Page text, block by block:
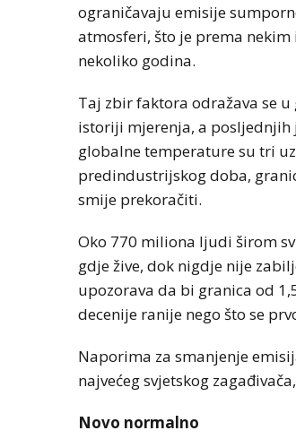
ograničavaju emisije
atmosferi, što je prema
nekoliko godina.
Taj zbir faktora odražava se
istoriji mjerenja, a posljednjih
globalne temperature su tri
predindustrijskog doba,
smije prekoračiti.
Oko 770 miliona ljudi širom
gdje žive, dok nigdje nije
upozorava da bi granica od
decenije ranije nego što se
Naporima za smanjenje
najvećeg svjetskog
Novo normalno